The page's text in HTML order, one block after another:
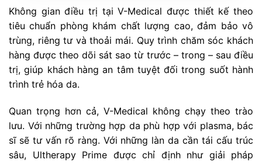
Không gian điều trị tại V-Medical được thiết kế theo
tiêu chuẩn phòng khám chất lượng cao, đảm bảo vô
trùng, riêng tư và thoải mái. Quy trình chăm sóc khách
hàng được theo dõi sát sao từ trước – trong – sau điều
trị, giúp khách hàng an tâm tuyệt đối trong suốt hành
trình trẻ hóa da.
Quan trọng hơn cả, V-Medical không chạy theo trào
lưu. Với những trường hợp da phù hợp với plasma, bác
sĩ sẽ tư vấn rõ ràng. Với những làn da cần tái cấu trúc
sâu, Ultherapy Prime được chỉ định như giải pháp